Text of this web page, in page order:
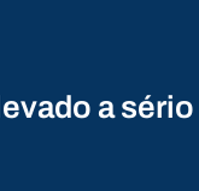
a sério